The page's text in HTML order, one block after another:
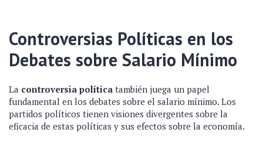
Controversias Políticas en los
Debates sobre Salario Mínimo
La controversia política también juega un papel
fundamental en los debates sobre el salario mínimo. Los
partidos políticos tienen visiones divergentes sobre la
eficacia de estas políticas y sus efectos sobre la economía.